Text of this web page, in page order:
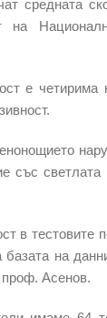
средната
на
е
със
в тестовите
на
проф. Асенов.